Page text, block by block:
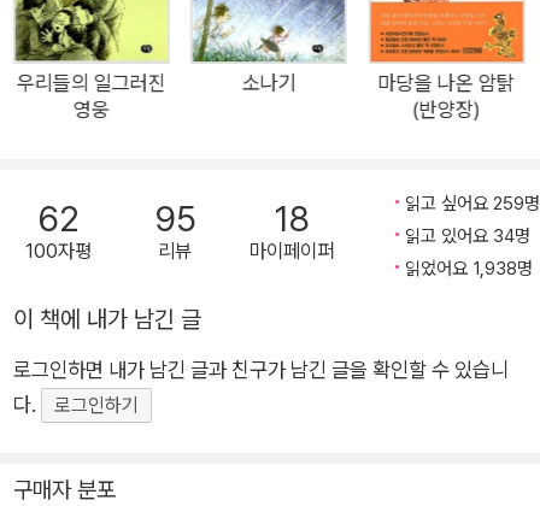
내가 사랑하는 사람들이 내가 없어져 주었으면 하고 바라고 있는데,
무슨 재미로 살아가겠습니까?
P129 도시로 부는 바람을 탄 민들레 씨앗들은 모두 시멘트로 포장한
흙이랄 것도 없는 한 줌의 먼지에 허겁지겁 뿌리내리고 눈물겹도록
노랗게 핀 민들레꽃을 보자 나는 갑자기 부끄러운 생각이 들었습니
<마지막 임금님>
P158 권력과 재산이 있을 때에는 가족이 나를 얼마나 사랑하나, 내
가 가족을 얼마나 사랑하나를 확인할 길이 없었습니다. 우린 이제 부
다. 그래서 서로 더 많이 사랑하고자 애쓰다보니, 보시다시피 이렇게
(1991), 중앙문화대상(1993), 현대문학상(1993), 동인문학상(199
4), 한무숙문학상(1995), 대산문학상(1997), 만해문학상(1999),
인촌문학상(2000), 황순원문학상(2001), 호암예술상(2006) 등을
수상했으며, 2006년에는 서울대학교 명예문학박사 학위를 받았다.
우리들의 일그러진
영웅
소나기
마당을 나온 암탉
(반양장)
62
100자평
95
리뷰
18
마이페이퍼
읽고 싶어요 259명
읽고 있어요 34명
읽었어요 1,938명
이 책에 내가 남긴 글
로그인하면 내가 남긴 글과 친구가 남긴 글을 확인할 수 있습니
다.
로그인하기
구매자 분포